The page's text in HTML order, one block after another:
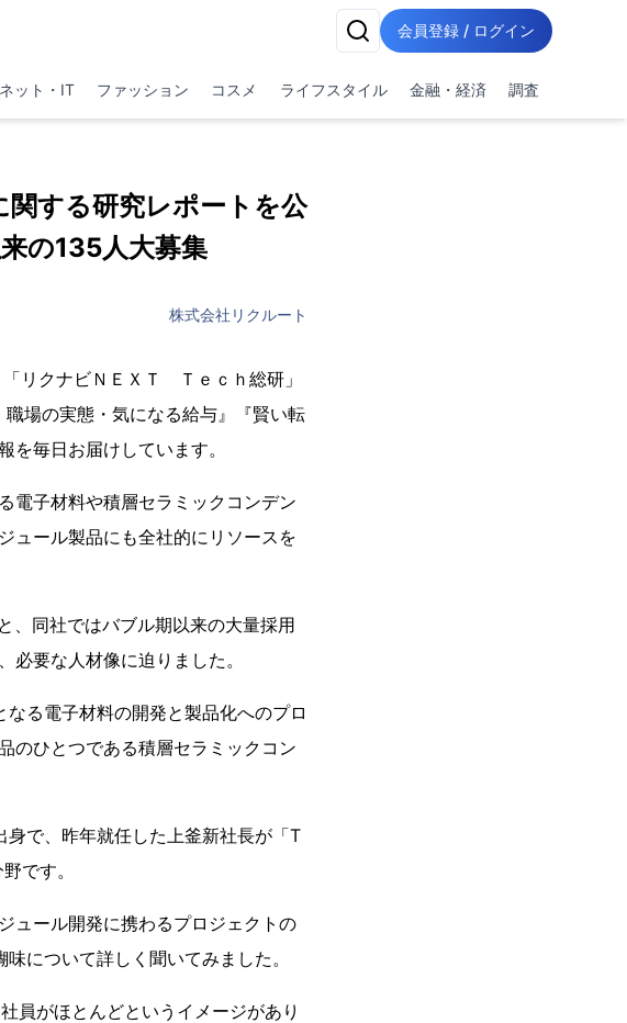
会員登録 / ログイン
ネット・IT ファッション コスメ ライフスタイル 金融・経済 調査
する研究レポートを公
の135人大募集
株式会社リクルート
リクナビＮＥＸＴ Ｔｅｃｈ総研」
場の実態・気になる給与』『賢い転
毎日お届けしています。
電子材料や積層セラミックコンデン
ュール製品にも全社的にリソースを
、同社ではバブル期以来の大量採用
要な人材像に迫りました。
る電子材料の開発と製品化へのプロ
のひとつである積層セラミックコン
で、昨年就任した上釜新社長が「T
です。
ュール開発に携わるプロジェクトの
について詳しく聞いてみました。
員がほとんどというイメージがあり